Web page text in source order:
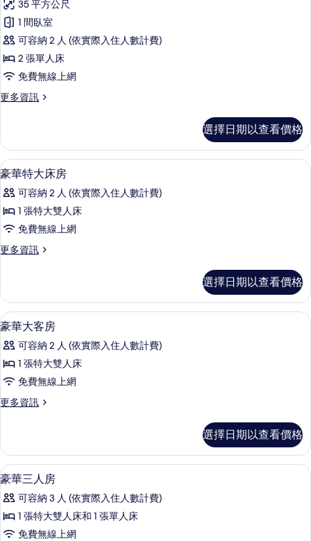
詳
情
Deluxe
Grand
Twin
的
所
有
35 平方公尺
1 間臥室
可容納 2 人 (依實際入住人數計費)
2 張單人床
免費無線上網
更多資訊
更
Twin
的
詳
選擇日期以查看價格
顯
示
豪
華
大
房
的
所
有
相
片
高級寢具、迷你吧、客房內保險箱、書
10
豪華特大床房
可容納 2 人 (依實際入住人數計費)
1 張特大雙人床
免費無線上網
更多資訊
更
特
大
床
的
詳
選擇日期以查看價格
顯
示
豪
華
客
的
所
有
相
片
高級寢具、迷你吧、客房內保險箱、書
14
豪華大客房
可容納 2 人 (依實際入住人數計費)
1 張特大雙人床
免費無線上網
更多資訊
更
大
客
房
詳
情
選擇日期以查看價格
顯
示
豪
華
高級寢具、迷你吧、客房內保險箱、書
10
豪華三人房
可容納 3 人 (依實際入住人數計費)
1 張特大雙人床和 1 張單人床
免費無線上網